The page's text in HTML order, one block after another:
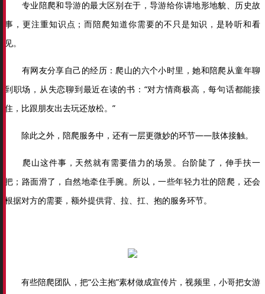
专业陪爬和导游的最大区别在于，导游给你讲地形地貌、历史故
事，更注重知识点；而陪爬知道你需要的不只是知识，是聆听和看
见。
有网友分享自己的经历：爬山的六个小时里，她和陪爬从童年聊
到职场，从失恋聊到最近在读的书：“对方情商极高，每句话都能接
住，比跟朋友出去玩还放松。”
除此之外，陪爬服务中，还有一层更微妙的环节——肢体接触。
爬山这件事，天然就有需要借力的场景。台阶陡了，伸手扶一
把；路面滑了，自然地牵住手腕。所以，一些年轻力壮的陪爬，还会
根据对方的需要，额外提供背、拉、扛、抱的服务环节。
有些陪爬团队，把“公主抱”素材做成宣传片，视频里，小哥把女游